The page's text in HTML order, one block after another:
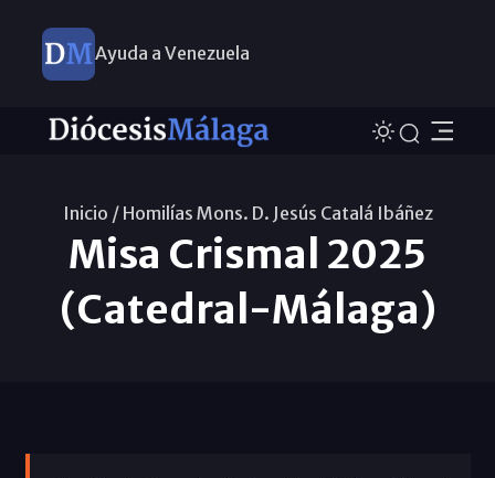
Ayuda a Venezuela
Inicio / Homilías Mons. D. Jesús Catalá Ibáñez
Misa Crismal 2025
(Catedral-Málaga)